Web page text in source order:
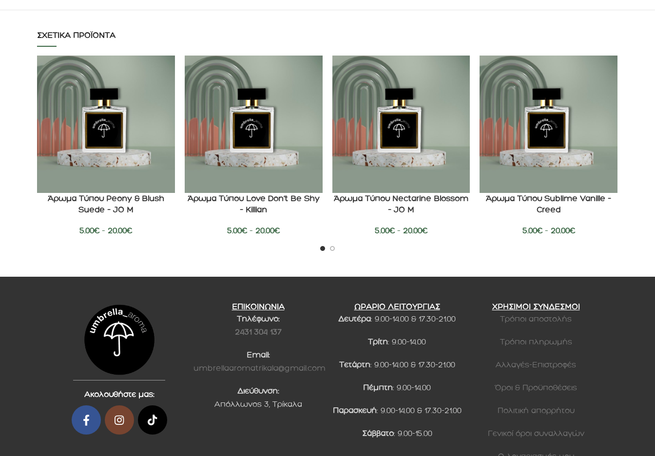
ΣΧΕΤΙΚΆ ΠΡΟΪΌΝΤΑ
ΕΠΙΛΟΓΉ
Άρωμα Τύπου Peony & Blush
Suede – JO M
5.00€ – 20.00€
ΕΠΙΛΟΓΉ
Άρωμα Τύπου Love Don’t Be Shy
– Killian
5.00€ – 20.00€
ΕΠΙΛΟΓΉ
Άρωμα Τύπου Nectarine Blossom
– JO M
5.00€ – 20.00€
ΕΠΙΛΟΓΉ
Άρωμα Τύπου Sublime Vanille –
Creed
5.00€ – 20.00€
Ακολουθήστε μας:
ΕΠΙΚΟΙΝΩΝΙΑ
Τηλέφωνο:
2431 304 137
Email:
umbrellaaromatrikala@gmail.com
Διεύθυνση:
Απόλλωνος 3, Τρίκαλα
ΩΡΑΡΙΟ ΛΕΙΤΟΥΡΓΙΑΣ
Δευτέρα: 9.00-14.00 & 17.30-21.00
Τρίτη: 9.00-14.00
Τετάρτη: 9.00-14.00 & 17.30-21.00
Πέμπτη: 9.00-14.00
Παρασκευή: 9.00-14.00 & 17.30-21.00
Σάββατο: 9.00-15.00
ΧΡΗΣΙΜΟΙ ΣΥΝΔΕΣΜΟΙ
Τρόποι αποστολής
Τρόποι πληρωμής
Αλλαγές-Επιστροφές
Όροι & Προϋποθέσεις
Πολιτική απορρήτου
Γενικοί όροι συναλλαγών